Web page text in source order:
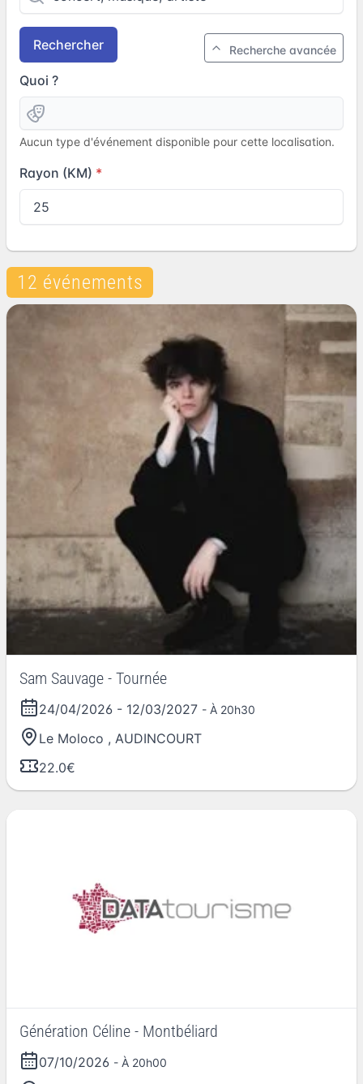
Rechercher Recherche avancée
Quoi ?
Aucun type d'événement disponible pour cette localisation.
Rayon (KM)
12 événements
Sam Sauvage - Tournée
24/04/2026 - 12/03/2027 - À 20h30
Le Moloco , AUDINCOURT
22.0€
Génération Céline - Montbéliard
07/10/2026 - À 20h00